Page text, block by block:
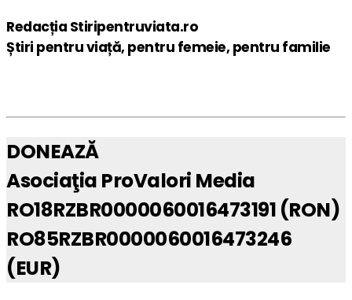
Redacția Stiripentruviata.ro
Știri pentru viață, pentru femeie, pentru familie
DONEAZĂ
Asociaţia ProValori Media
RO18RZBR0000060016473191 (RON)
RO85RZBR0000060016473246
(EUR)